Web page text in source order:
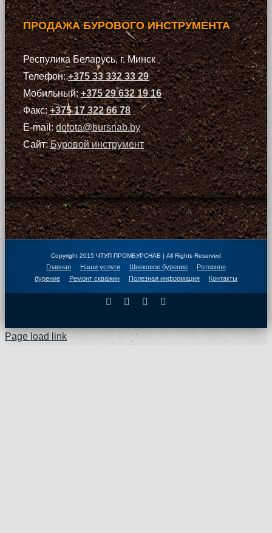
ПРОДАЖА БУРОВОГО ИНСТРУМЕНТА
Респулика Беларусь, г. Минск
Телефон:+375 33 332 33 29
Мобильный:+375 29 632 19 16
Факс:+375 17 322 66 78
E-mail:dolota@bursnab.by
Сайт:Буровой инструмент
Copyright 2015 ЧТУП ПРОМБУРСНАБ | All Rights Reserved
Главная Наши услуги Шнековое бурение
Роторное
бурение
Ремонт скважин Полезная информация Контакты
Facebook Instagram
Page load link